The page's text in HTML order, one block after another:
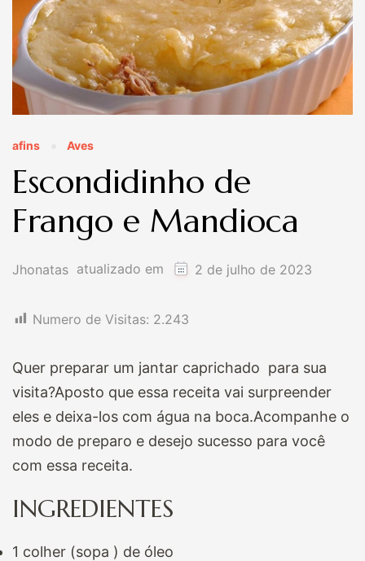
afins Aves
Escondidinho de
Frango e Mandioca
Jhonatas atualizado em 2 de julho de 2023
Numero de Visitas: 2.243
Quer preparar um jantar caprichado para sua
visita?Aposto que essa receita vai surpreender
eles e deixa-los com água na boca.Acompanhe o
modo de preparo e desejo sucesso para você
com essa receita.
INGREDIENTES
1 colher (sopa ) de óleo